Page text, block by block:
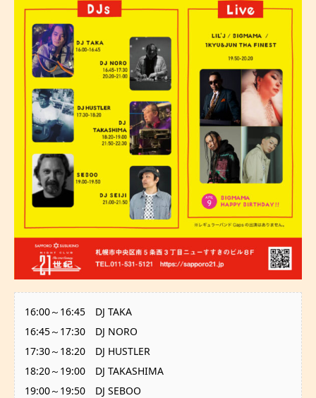
16:00～16:45 DJ TAKA
16:45～17:30 DJ NORO
17:30～18:20 DJ HUSTLER
18:20～19:00 DJ TAKASHIMA
19:00～19:50 DJ SEBOO